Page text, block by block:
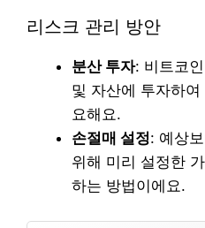
리스크 관리 방안
분산 투자: 비트코
및 자산에 투자하
요해요.
손절매 설정: 예상
위해 미리 설정한
하는 방법이에요.